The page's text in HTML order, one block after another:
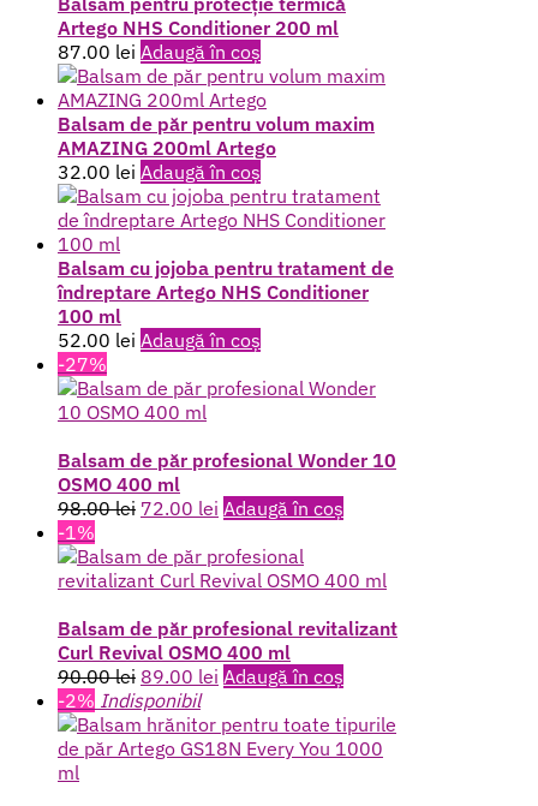
53.00 lei.
Artego NHS Conditioner 200 ml
87.00 lei Adaugă în coș
Balsam de păr pentru volum maxim
AMAZING 200ml Artego
32.00 lei Adaugă în coș
Balsam cu jojoba pentru tratament de
îndreptare Artego NHS Conditioner
100 ml
52.00 lei Adaugă în coș
-27%
Balsam de păr profesional Wonder 10
OSMO 400 ml
98.00lei Prețul
a
fost:
72.00 lei Prețul
este:
72.00 lei.
Adaugă în coș
-1%
Balsam de păr profesional revitalizant
Curl Revival OSMO 400 ml
90.00lei Prețul
inițial
a
fost:
89.00 lei Prețul
este:
89.00 lei.
Adaugă în coș
-2% Indisponibil